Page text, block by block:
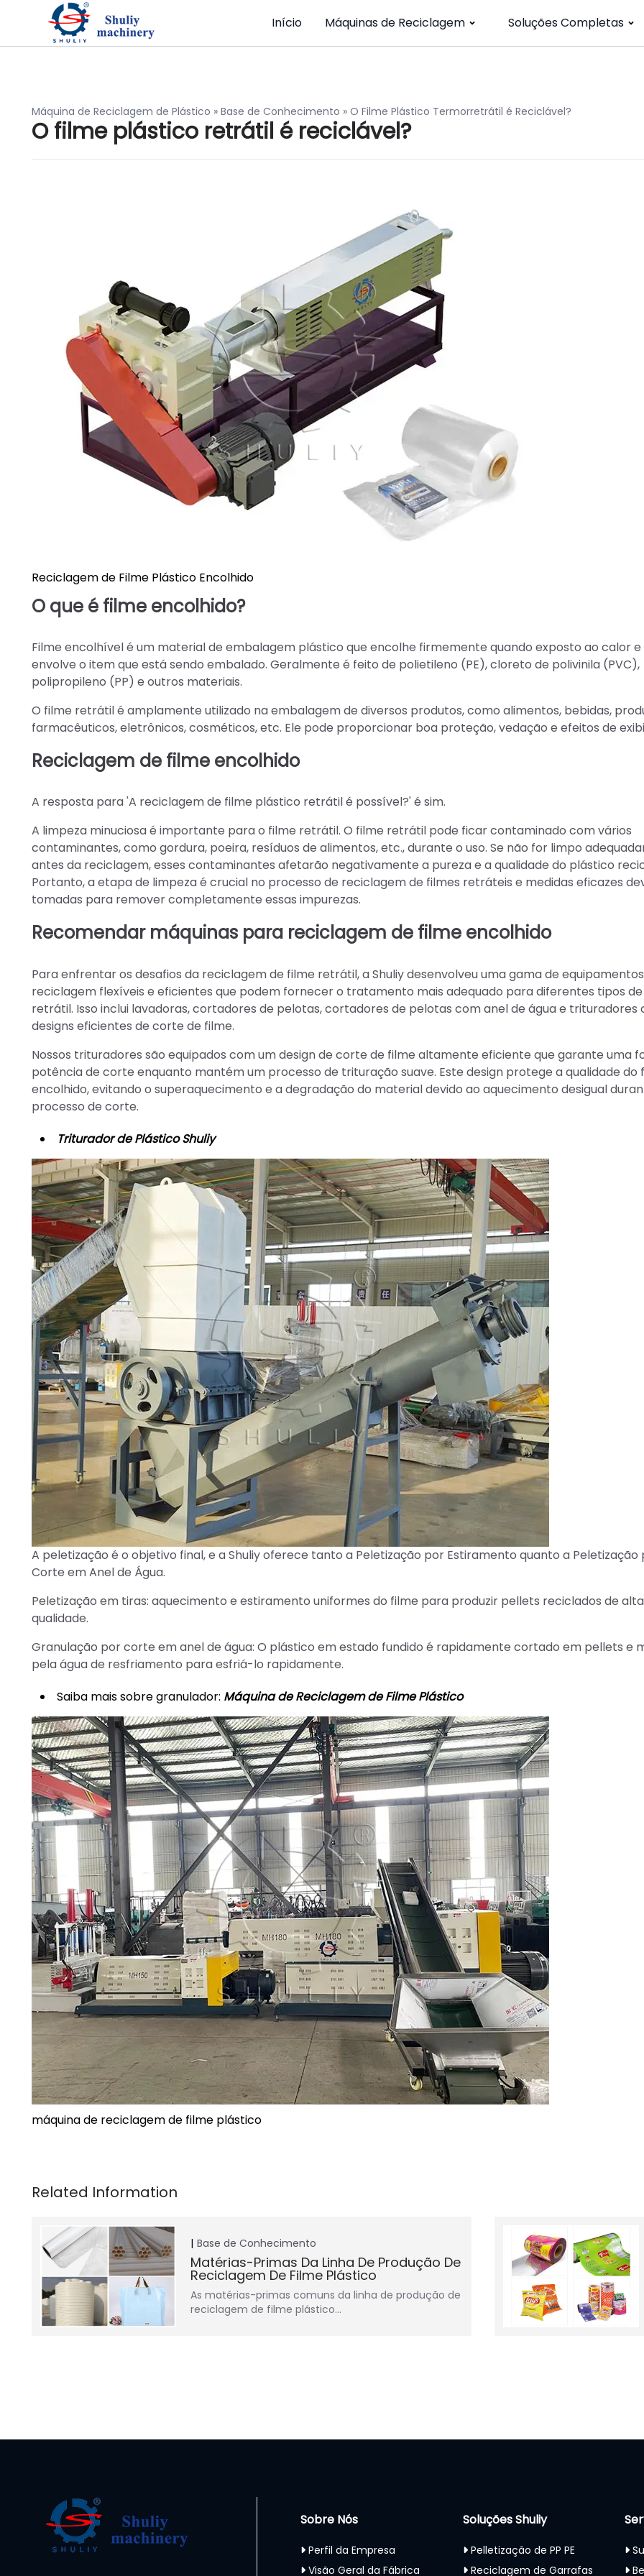
Início Máquinas de Reciclagem Soluções Completas
Máquina de Reciclagem de Plástico » Base de Conhecimento » O Filme Plástico Termorretrátil é Reciclável?
O filme plástico retrátil é reciclável?
Reciclagem de Filme Plástico Encolhido
O que é filme encolhido?
Filme encolhível é um material de embalagem plástico que encolhe firmemente quando exposto ao calor e
envolve o item que está sendo embalado. Geralmente é feito de polietileno (PE), cloreto de polivinila (PVC),
polipropileno (PP) e outros materiais.
O filme retrátil é amplamente utilizado na embalagem de diversos produtos, como alimentos, bebidas,
farmacêuticos, eletrônicos, cosméticos, etc. Ele pode proporcionar boa proteção, vedação e efeitos de
Reciclagem de filme encolhido
A resposta para 'A reciclagem de filme plástico retrátil é possível?' é sim.
A limpeza minuciosa é importante para o filme retrátil. O filme retrátil pode ficar contaminado com vários
contaminantes, como gordura, poeira, resíduos de alimentos, etc., durante o uso. Se não for limpo
antes da reciclagem, esses contaminantes afetarão negativamente a pureza e a qualidade do plástico
Portanto, a etapa de limpeza é crucial no processo de reciclagem de filmes retráteis e medidas eficazes
tomadas para remover completamente essas impurezas.
Recomendar máquinas para reciclagem de filme encolhido
Para enfrentar os desafios da reciclagem de filme retrátil, a Shuliy desenvolveu uma gama de
reciclagem flexíveis e eficientes que podem fornecer o tratamento mais adequado para diferentes tipos
retrátil. Isso inclui lavadoras, cortadores de pelotas, cortadores de pelotas com anel de água e trituradores
designs eficientes de corte de filme.
Nossos trituradores são equipados com um design de corte de filme altamente eficiente que garante uma
potência de corte enquanto mantém um processo de trituração suave. Este design protege a qualidade do
encolhido, evitando o superaquecimento e a degradação do material devido ao aquecimento desigual
processo de corte.
Triturador de Plástico Shuliy
A peletização é o objetivo final, e a Shuliy oferece tanto a Peletização por Estiramento quanto a Peletização
Corte em Anel de Água.
Peletização em tiras: aquecimento e estiramento uniformes do filme para produzir pellets reciclados de alta
qualidade.
Granulação por corte em anel de água: O plástico em estado fundido é rapidamente cortado em pellets e
pela água de resfriamento para esfriá-lo rapidamente.
Saiba mais sobre granulador: Máquina de Reciclagem de Filme Plástico
máquina de reciclagem de filme plástico
Base de Conhecimento
Matérias-Primas Da Linha De Produção De
Reciclagem De Filme Plástico
As matérias-primas comuns da linha de produção de
reciclagem de filme plástico…
Sobre Nós
Perfil da Empresa
Visão Geral da Fábrica
Soluções Shuliy
Pelletização de PP PE
Reciclagem de Garrafas